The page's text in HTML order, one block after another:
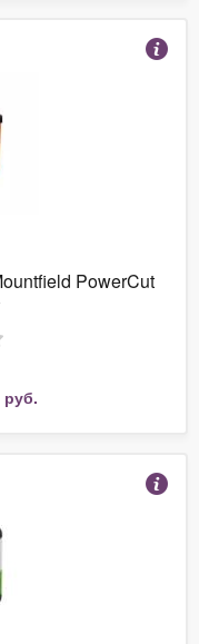
PowerCut
руб.